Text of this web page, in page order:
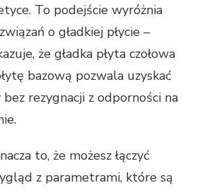
To podejście wyróżnia
o gładkiej płycie –
że gładka płyta czołowa
bazową pozwala uzyskać
rezygnacji z odporności na
to, że możesz łączyć
z parametrami, które są